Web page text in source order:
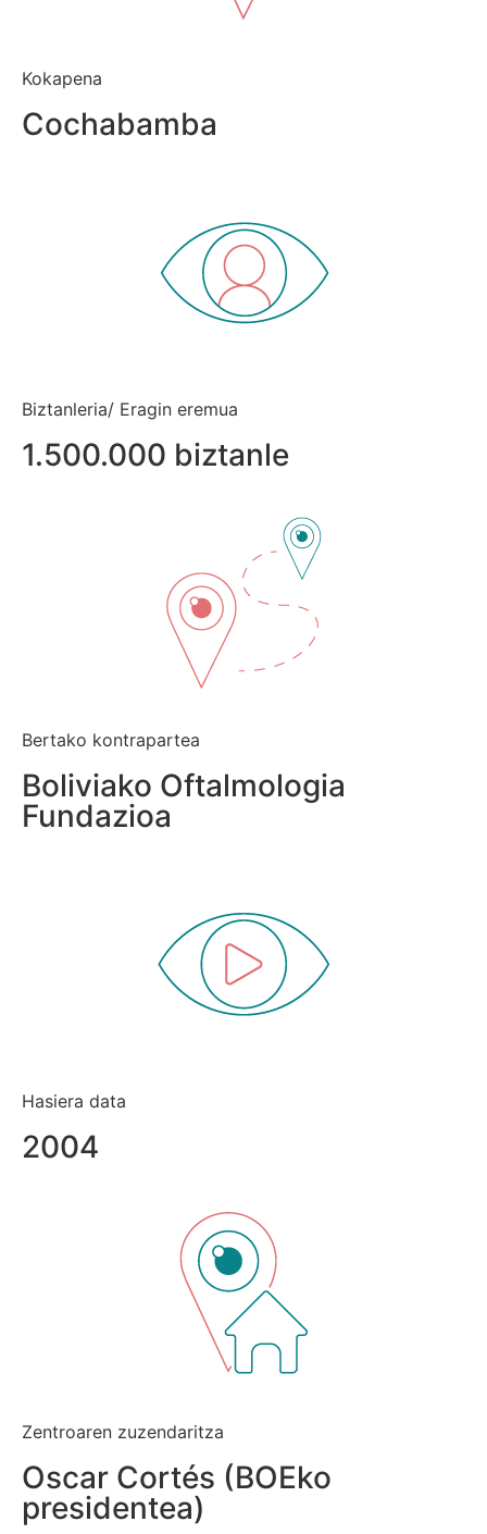
Kokapena
Cochabamba
Biztanleria/ Eragin eremua
1.500.000 biztanle
Bertako kontrapartea
Boliviako Oftalmologia
Fundazioa
Hasiera data
2004
Zentroaren zuzendaritza
Oscar Cortés (BOEko
presidentea)